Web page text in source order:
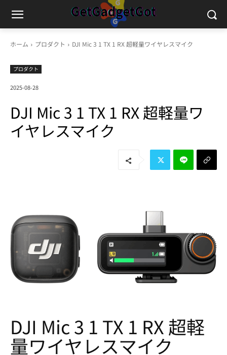
ホーム プロダクト DJI Mic 3 1 TX 1 RX 超軽量ワイヤレスマイク
プロダクト
2025-08-28
DJI Mic 3 1 TX 1 RX 超軽量ワ
イヤレスマイク
DJI Mic 3 1 TX 1 RX 超軽
量ワイヤレスマイク